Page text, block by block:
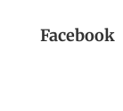
Facebook